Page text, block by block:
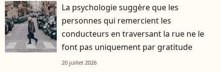
La psychologie suggère que les
personnes qui remercient les
conducteurs en traversant la rue ne le
font pas uniquement par gratitude
20 juillet 2026